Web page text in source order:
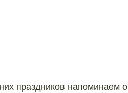
праздников напоминаем о